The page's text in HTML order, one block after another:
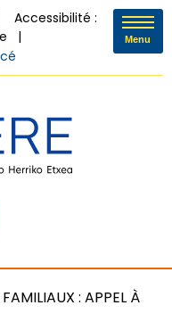
Accessibilité :
Menu
: APPEL À